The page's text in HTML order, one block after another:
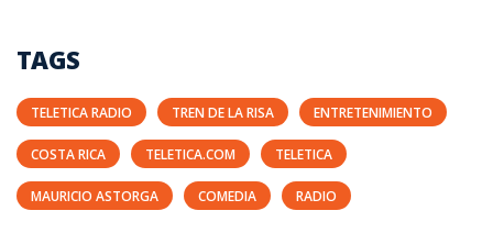
TAGS
TELETICA RADIO TREN DE LA RISA ENTRETENIMIENTO
COSTA RICA TELETICA.COM TELETICA
MAURICIO ASTORGA COMEDIA RADIO